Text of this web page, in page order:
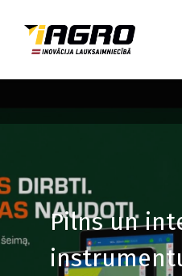
Pilns un